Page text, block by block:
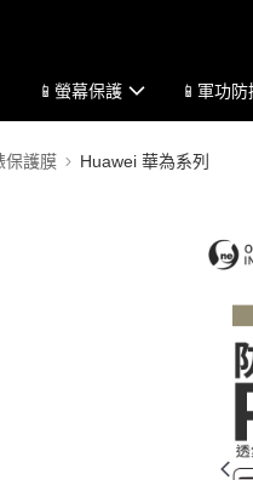
📱螢幕保護 📱軍功
保護膜 Huawei 華為系列